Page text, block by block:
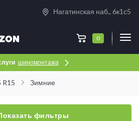
Нагатинская наб., 6к1с5
0
шиномонтажа
R15 Зимние
фильтры